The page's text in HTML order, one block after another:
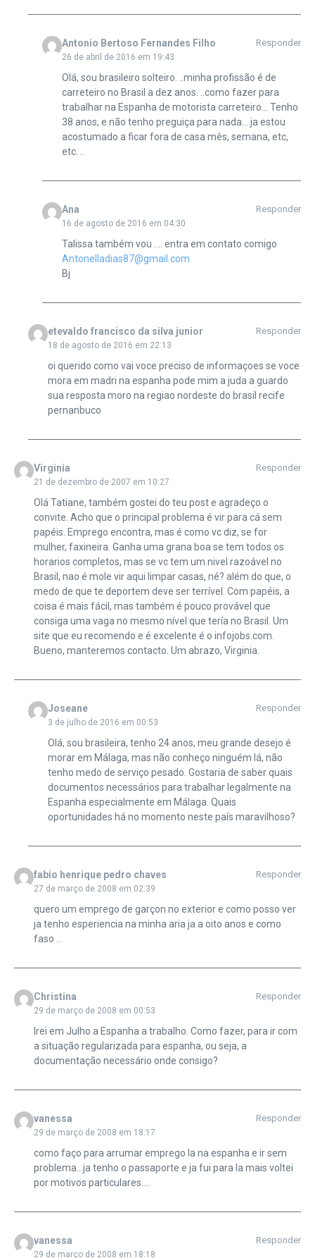
Antonio Bertoso Fernandes Filho
26 de abril de 2016 em 19:43
Responder
Olá, sou brasileiro solteiro. ..minha profissão é de
carreteiro no Brasil a dez anos. ..como fazer para
trabalhar na Espanha de motorista carreteiro… Tenho
38 anos, e não tenho preguiça para nada….ja estou
acostumado a ficar fora de casa mês, semana, etc,
etc. ..
Ana
16 de agosto de 2016 em 04:30
Responder
Talissa também vou …. entra em contato comigo
Antonelladias87@gmail.com
Bj
etevaldo francisco da silva junior
18 de agosto de 2016 em 22:13
Responder
oi querido como vai voce preciso de informaçoes se voce
mora em madri na espanha pode mim a juda a guardo
sua resposta moro na regiao nordeste do brasil recife
pernanbuco
Virginia
21 de dezembro de 2007 em 10:27
Responder
Olá Tatiane, também gostei do teu post e agradeço o
convite. Acho que o principal problema é vir para cá sem
papéis. Emprego encontra, mas é como vc diz, se for
mulher, faxineira. Ganha uma grana boa se tem todos os
horarios completos, mas se vc tem um nivel razoável no
Brasil, nao é mole vir aqui limpar casas, né? além do que, o
medo de que te deportem deve ser terrível. Com papéis, a
coisa é mais fácil, mas também é pouco provável que
consiga uma vaga no mesmo nível que tería no Brasil. Um
site que eu recomendo e é excelente é o infojobs.com.
Bueno, manteremos contacto. Um abrazo, Virginia.
Joseane
3 de julho de 2016 em 00:53
Responder
Olá, sou brasileira, tenho 24 anos, meu grande desejo é
morar em Málaga, mas não conheço ninguém lá, não
tenho medo de serviço pesado. Gostaria de saber quais
documentos necessários para trabalhar legalmente na
Espanha especialmente em Málaga. Quais
oportunidades há no momento neste país maravilhoso?
fabio henrique pedro chaves
27 de março de 2008 em 02:39
Responder
quero um emprego de garçon no exterior e como posso ver
ja tenho esperiencia na minha aria ja a oito anos e como
faso …
Christina
29 de março de 2008 em 00:53
Responder
Irei em Julho a Espanha a trabalho. Como fazer, para ir com
a situação regularizada para espanha, ou seja, a
documentação necessário onde consigo?
vanessa
29 de março de 2008 em 18:17
Responder
como faço para arrumar emprego la na espanha e ir sem
problema…ja tenho o passaporte e ja fui para la mais voltei
por motivos particulares….
vanessa
29 de março de 2008 em 18:18
Responder